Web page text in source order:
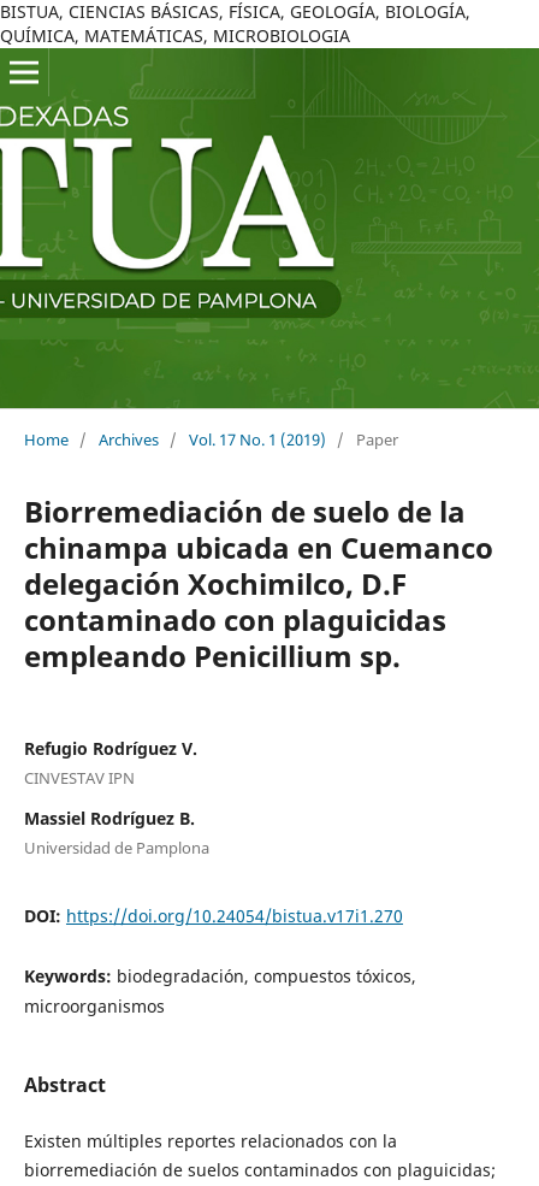
BISTUA, CIENCIAS BÁSICAS, FÍSICA, GEOLOGÍA, BIOLOGÍA,
QUÍMICA, MATEMÁTICAS, MICROBIOLOGIA
Home / Archives / Vol. 17 No. 1 (2019) / Paper
Biorremediación de suelo de la
chinampa ubicada en Cuemanco
delegación Xochimilco, D.F
contaminado con plaguicidas
empleando Penicillium sp.
Refugio Rodríguez V.
CINVESTAV IPN
Massiel Rodríguez B.
Universidad de Pamplona
DOI: https://doi.org/10.24054/bistua.v17i1.270
Keywords: biodegradación, compuestos tóxicos,
microorganismos
Abstract
Existen múltiples reportes relacionados con la
biorremediación de suelos contaminados con plaguicidas;